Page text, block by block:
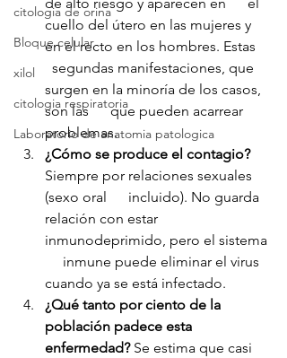
citologia de orina
Bloque celular
xilol
citologia respiratoria
Laboratorio de anatomia patologica
cuello del útero en las mujeres y
en el recto en los hombres. Estas
  segundas manifestaciones, que
surgen en la minoría de los casos,
son las      que pueden acarrear
problemas.
¿Cómo se produce el contagio?
Siempre por relaciones sexuales
(sexo oral      incluido). No guarda
relación con estar
inmunodeprimido, pero el sistema
     inmune puede eliminar el virus
cuando ya se está infectado.
¿Qué tanto por ciento de la
población padece esta
enfermedad? Se estima que casi